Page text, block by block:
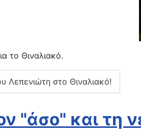
το Θιναλιακό.
Λεπενιώτη στο Θιναλιακό!
"άσο" και τη